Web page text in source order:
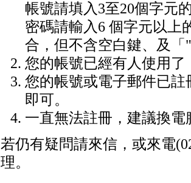
帳號請填入3至20個字元
密碼請輸入6 個字元以上
合，但不含空白鍵、及「
您的帳號已經有人使用
您的帳號或電子郵件已
即可。
一直無法註冊，建議換
若仍有疑問請來信，或來電
理。